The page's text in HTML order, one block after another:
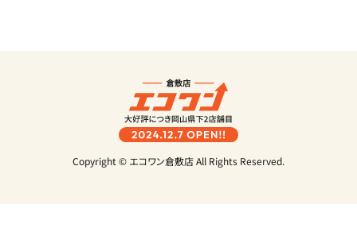
Copyright © エコワン倉敷店 All Rights Reserved.